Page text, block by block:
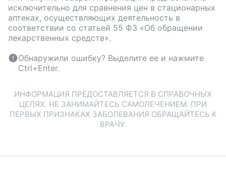
исключительно для сравнения цен в стационарных
аптеках, осуществляющих деятельность в
соответствии со статьей 55 ФЗ «Об обращении
лекарственных средств».
Обнаружили ошибку? Выделите ее и нажмите
Ctrl+Enter.
ИНФОРМАЦИЯ ПРЕДОСТАВЛЯЕТСЯ В СПРАВОЧНЫХ
ЦЕЛЯХ. НЕ ЗАНИМАЙТЕСЬ САМОЛЕЧЕНИЕМ. ПРИ
ПЕРВЫХ ПРИЗНАКАХ ЗАБОЛЕВАНИЯ ОБРАЩАЙТЕСЬ К
ВРАЧУ.